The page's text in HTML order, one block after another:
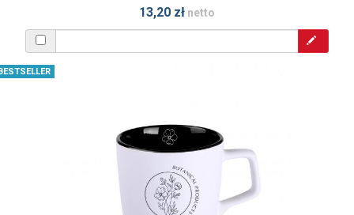
13,20 zł netto